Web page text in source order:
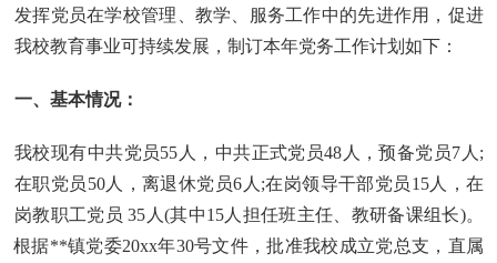
发挥党员在学校管理、教学、服务工作中的先进作用，促进
我校教育事业可持续发展，制订本年党务工作计划如下：
一、基本情况：
我校现有中共党员55人，中共正式党员48人，预备党员7人;
在职党员50人，离退休党员6人;在岗领导干部党员15人，在
岗教职工党员 35人(其中15人担任班主任、教研备课组长)。
根据**镇党委20xx年30号文件，批准我校成立党总支，直属